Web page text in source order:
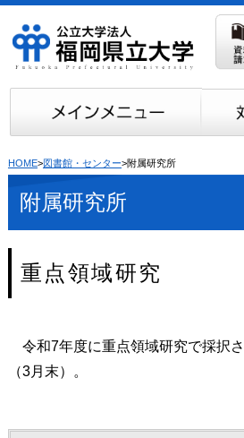
HOME>図書館・センター>附属研究所
附属研究所
重点領域研究
令和7年度に重点領域研究で採択
（3月末）。